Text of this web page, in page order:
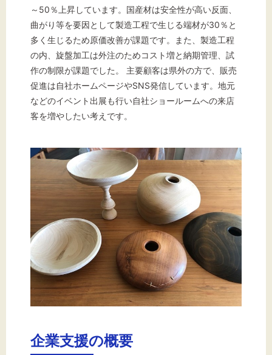
文字サイズ
標準
背景色
～50％上昇しています。国産材は安全性が高い反面、
曲がり等を要因として製造工程で生じる端材が30％と
多く生じるため原価改善が課題です。また、製造工程
の内、旋盤加工は外注のためコスト増と納期管理、試
作の制限が課題でした。 主要顧客は県外の方で、販売
促進は自社ホームページやSNS発信しています。地元
などのイベント出展も行い自社ショールームへの来店
客を増やしたい考えです。
企業支援の概要